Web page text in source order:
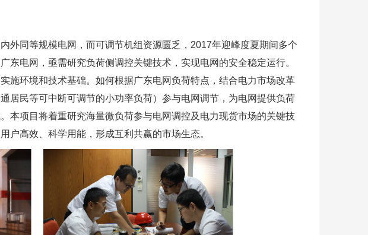
外同等规模电网，而可调节机组资源匮乏，2017年迎峰度夏期间多个
电网，亟需研究负荷侧调控关键技术，实现电网的安全稳定运行。
施环境和技术基础。如何根据广东电网负荷特点，结合电力市场改革
居民等可中断可调节的小功率负荷）参与电网调节，为电网提供负荷
本项目将着重研究海量微负荷参与电网调控及电力现货市场的关键技
户高效、科学用能，形成互利共赢的市场生态。